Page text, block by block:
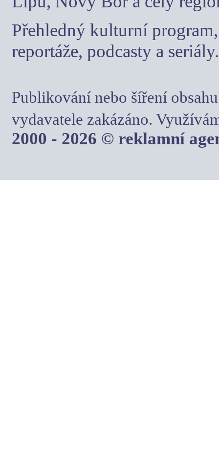
Přehledný kulturní
reportáže, podcasty a seriály.
Publikování nebo šíření
vydavatele zakázáno.
2000 - 2026 © reklamní